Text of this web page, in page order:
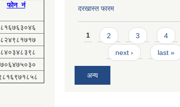
फोन नं दरखास्त फारम
Pages
1 2 3 4
next › last »
अन्य